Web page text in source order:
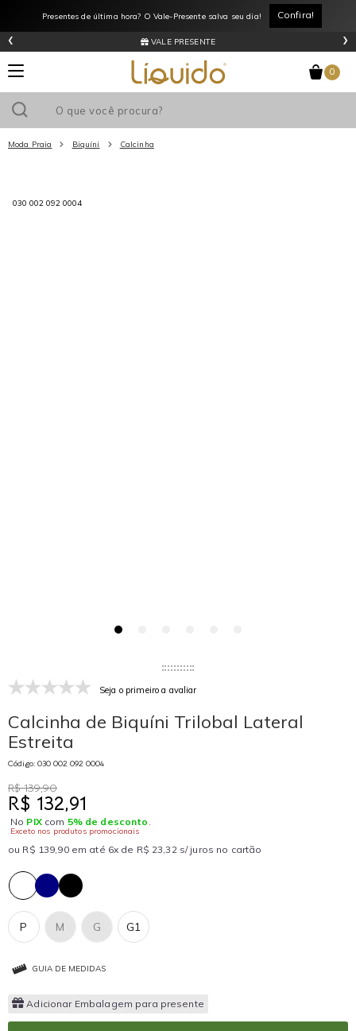
Presentes de última hora? O Vale-Presente salva seu dia!
Confira!
VALE PRESENTE
‹ ›
0
Moda Praia Biquíni Calcinha
030 002 092 0004
Seja o primeiro a avaliar
Calcinha de Biquíni Trilobal Lateral
Estreita
Código: 030 002 092 0004
R$ 139,90
R$ 132,91
No PIXcom 5% de desconto .
Exceto nos produtos promocionais
ou R$ 139,90 em até 6x de R$ 23,32 s/ juros no cartão
P G
M G1
GUIA DE MEDIDAS
Adicionar Embalagem para presente